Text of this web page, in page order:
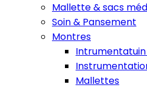
Mallette & sacs
Soin & Pansement
Montres
Intrumentatuin
Mallettes